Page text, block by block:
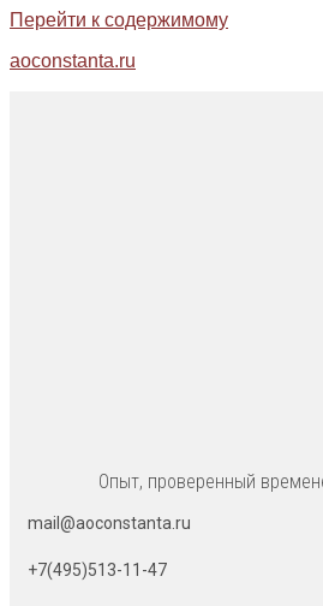
Перейти к содержимому
aoconstanta.ru
Опыт, проверенный
mail@aoconstanta.ru
+7(495)513-11-47